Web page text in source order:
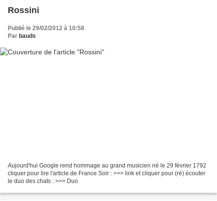
Rossini
Publié le 29/02/2012 à 10:58
Par bauds
Aujourd'hui Google rend hommage au grand musicien né le 29 février 1792
cliquer pour lire l'article de France Soir : >>> link et cliquer pour (ré) écouter
le duo des chats : >>> Duo